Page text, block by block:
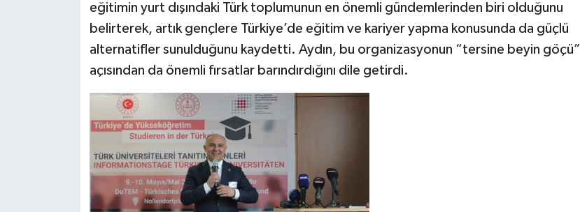
eğitimin yurt dışındaki Türk toplumunun en önemli gündemlerinden biri olduğunu
belirterek, artık gençlere Türkiye’de eğitim ve kariyer yapma konusunda da güçlü
alternatifler sunulduğunu kaydetti. Aydın, bu organizasyonun “tersine beyin göçü”
açısından da önemli fırsatlar barındırdığını dile getirdi.